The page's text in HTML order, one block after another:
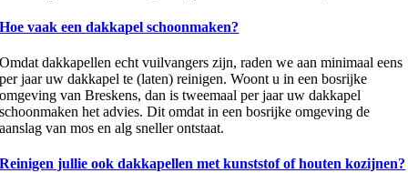
Hoe vaak een dakkapel schoonmaken?
Omdat dakkapellen echt vuilvangers zijn, raden we aan minimaal eens
per jaar uw dakkapel te (laten) reinigen. Woont u in een bosrijke
omgeving van Breskens, dan is tweemaal per jaar uw dakkapel
schoonmaken het advies. Dit omdat in een bosrijke omgeving de
aanslag van mos en alg sneller ontstaat.
Reinigen jullie ook dakkapellen met kunststof of houten kozijnen?